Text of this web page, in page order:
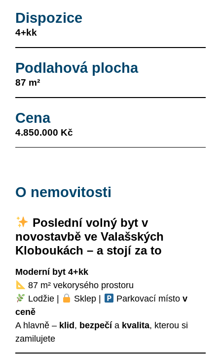
Dispozice
4+kk
Podlahová plocha
87 m²
Cena
4.850.000 Kč
O nemovitosti
Poslední volný byt v
novostavbě ve Valašských
Kloboukách – a stojí za to
Moderní byt 4+kk
87 m² vekorysého prostoru
Lodžie |
Sklep | Parkovací místo v
ceně
A hlavně – klid, bezpečía kvalita, kterou si
zamilujete